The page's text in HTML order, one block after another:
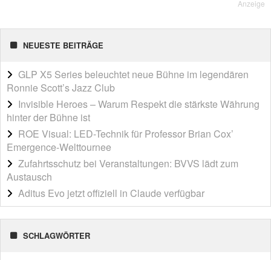
Anzeige
NEUESTE BEITRÄGE
GLP X5 Series beleuchtet neue Bühne im legendären
Ronnie Scott’s Jazz Club
Invisible Heroes – Warum Respekt die stärkste Währung
hinter der Bühne ist
ROE Visual: LED-Technik für Professor Brian Cox’
Emergence-Welttournee
Zufahrtsschutz bei Veranstaltungen: BVVS lädt zum
Austausch
Aditus Evo jetzt offiziell in Claude verfügbar
SCHLAGWÖRTER